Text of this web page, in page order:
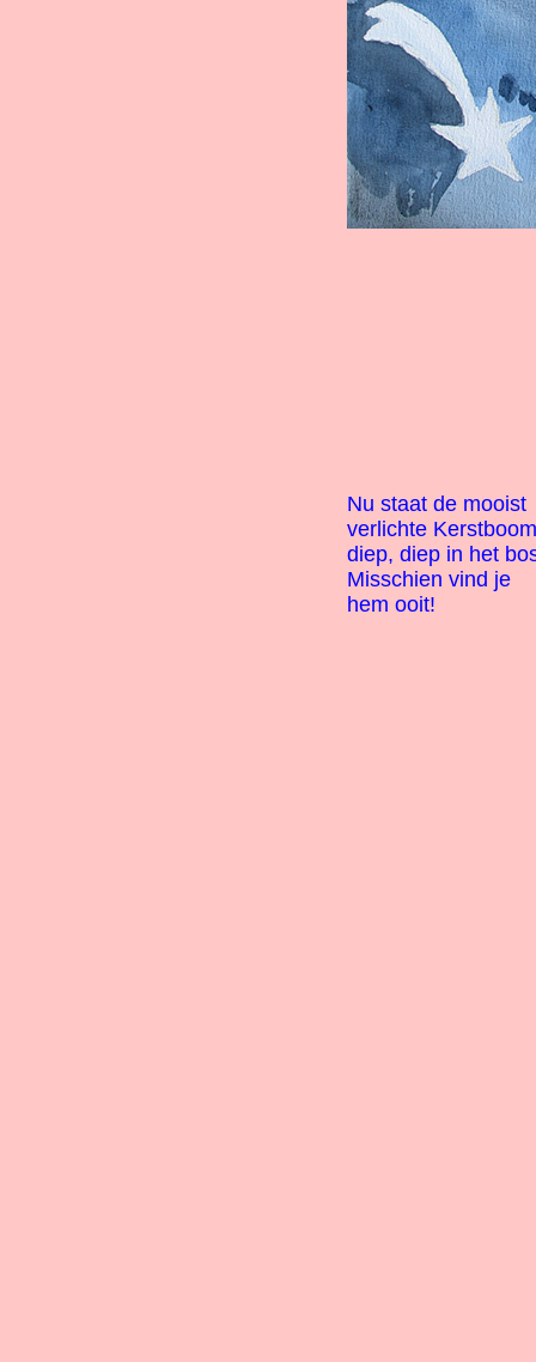
Nu staat de mooist
verlichte Kerstboom
diep, diep in het
Misschien vind je
hem ooit!